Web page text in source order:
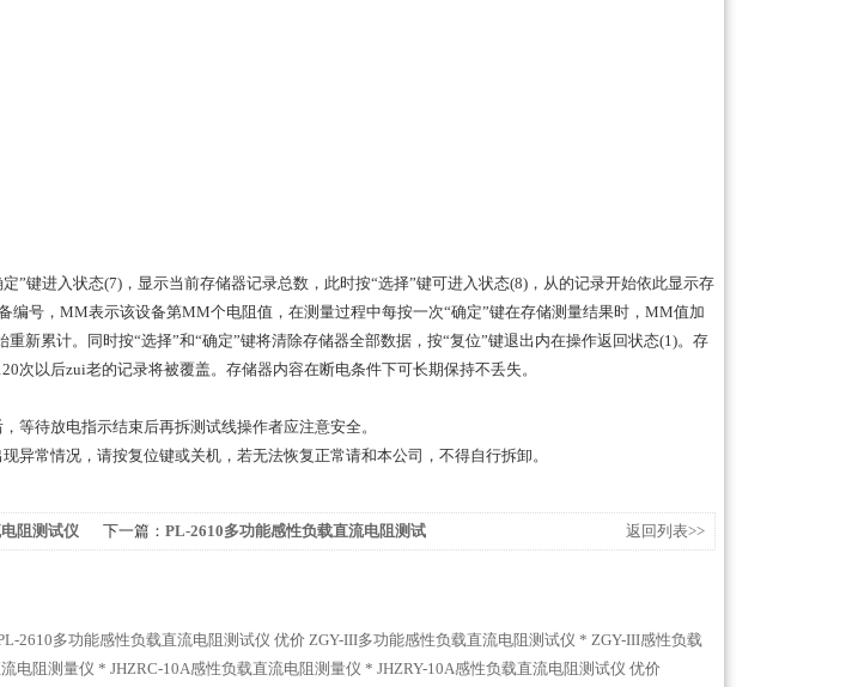
”键进入状态(7)，显示当前存储器记录总数，此时按“选择”键可进入状态(8)，从的记录开始依此显示存
编号，MM表示该设备第MM个电阻值，在测量过程中每按一次“确定”键在存储测量结果时，MM值加
新累计。同时按“选择”和“确定”键将清除存储器全部数据，按“复位”键退出内在操作返回状态(1)。存
次以后zui老的记录将被覆盖。存储器内容在断电条件下可长期保持不丢失。
等待放电指示结束后再拆测试线操作者应注意安全。
异常情况，请按复位键或关机，若无法恢复正常请和本公司，不得自行拆卸。
阻测试仪
下一篇： PL-2610多功能感性负载直流电阻测试
返回列表>>
2610多功能感性负载直流电阻测试仪 优价 ZGY-III多功能感性负载直流电阻测试仪 * ZGY-III感性负载
电阻测量仪 * JHZRC-10A感性负载直流电阻测量仪 * JHZRY-10A感性负载直流电阻测试仪 优价